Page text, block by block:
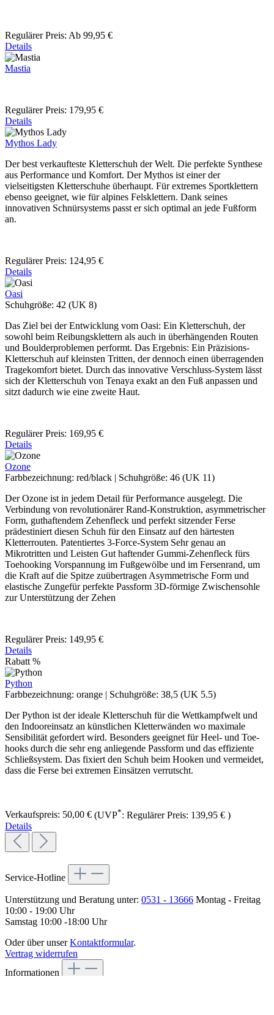
Regulärer Preis: Ab 99,95 €
Details
Mastia
Regulärer Preis: 179,95 €
Details
Mythos Lady
Der best verkaufteste Kletterschuh der Welt. Die perfekte Synthese
aus Performance und Komfort. Der Mythos ist einer der
vielseitigsten Kletterschuhe überhaupt. Für extremes Sportklettern
ebenso geeignet, wie für alpines Felsklettern. Dank seines
innovativen Schnürsystems passt er sich optimal an jede Fußform
an.
Regulärer Preis: 124,95 €
Details
Oasi
Schuhgröße: 42 (UK 8)
Das Ziel bei der Entwicklung vom Oasi: Ein Kletterschuh, der
sowohl beim Reibungsklettern als auch in überhängenden Routen
und Boulderproblemen performt. Das Ergebnis: Ein Präzisions-
Kletterschuh auf kleinsten Tritten, der dennoch einen überragenden
Tragekomfort bietet. Durch das innovative Verschluss-System lässt
sich der Kletterschuh von Tenaya exakt an den Fuß anpassen und
sitzt dadurch wie eine zweite Haut.
Regulärer Preis: 169,95 €
Details
Ozone
Farbbezeichnung: red/black | Schuhgröße: 46 (UK 11)
Der Ozone ist in jedem Detail für Performance ausgelegt. Die
Verbindung von revolutionärer Rand-Konstruktion, asymmetrischer
Form, guthaftendem Zehenfleck und perfekt sitzender Ferse
prädestiniert diesen Schuh für den Einsatz auf den härtesten
Kletterrouten. Patentiertes 3-Force-System Sehr genau an
Mikrotritten und Leisten Gut haftender Gummi-Zehenfleck fürs
Toehooking Vorspannung im Fußgewölbe und im Fersenrand, um
die Kraft auf die Spitze zuübertragen Asymmetrische Form und
elastische Zungefür perfekte Passform 3D-förmige Zwischensohle
zur Unterstützung der Zehen
Regulärer Preis: 149,95 €
Details
Rabatt %
Python
Farbbezeichnung: orange | Schuhgröße: 38,5 (UK 5.5)
Der Python ist der ideale Kletterschuh für die Wettkampfwelt und
den Indooreinsatz an künstlichen Kletterwänden wo maximale
Sensibilität gefordert wird. Besonders geeignet für Heel- und Toe-
hooks durch die sehr eng anliegende Passform und das effiziente
Schließsystem. Das fixiert den Schuh beim Hooken und vermeidet,
dass die Ferse bei extremen Einsätzen verrutscht.
Verkaufspreis: 50,00 € (UVP*: Regulärer Preis: 139,95 € )
Details
Service-Hotline
Unterstützung und Beratung unter: 0531 - 13666 Montag - Freitag
10:00 - 19:00 Uhr
Samstag 10:00 -18:00 Uhr
Oder über unserKontaktformular.
Vertrag widerrufen
Informationen